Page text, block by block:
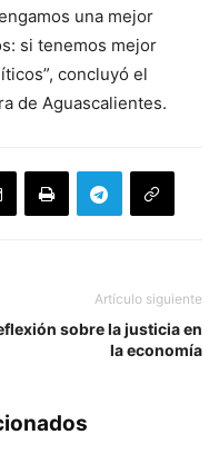
una mejor
si tenemos mejor
concluyó el
de Aguascalientes.
Artículo siguiente
sobre la justicia en
la economía